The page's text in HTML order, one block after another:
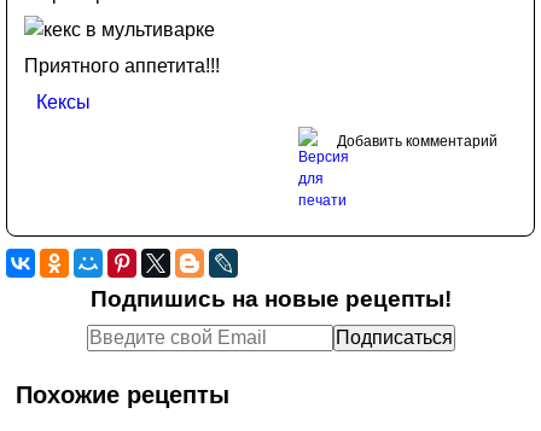
Приятного аппетита!!!
Кексы
Добавить комментарий
Подпишись на новые рецепты!
Похожие рецепты